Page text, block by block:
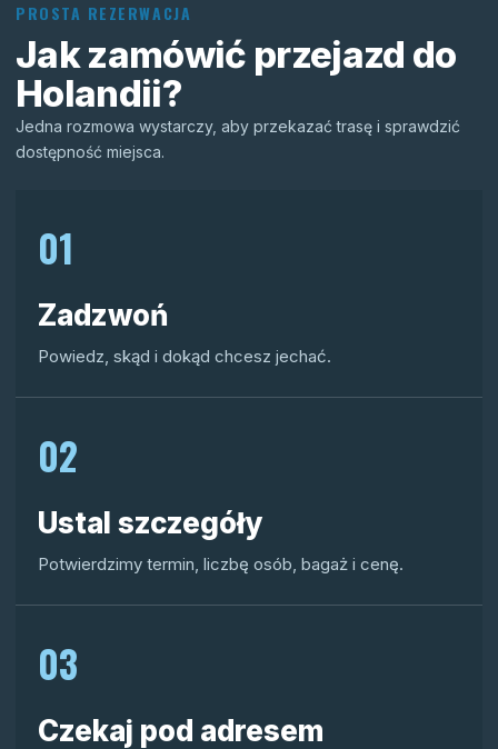
PROSTA REZERWACJA
Jak zamówić przejazd do
Holandii?
Jedna rozmowa wystarczy, aby przekazać trasę i sprawdzić
dostępność miejsca.
01
Zadzwoń
Powiedz, skąd i dokąd chcesz jechać.
02
Ustal szczegóły
Potwierdzimy termin, liczbę osób, bagaż i cenę.
03
Czekaj pod adresem